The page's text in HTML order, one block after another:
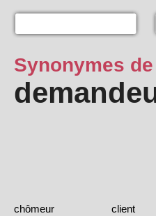
Synonymes de
chômeur
client